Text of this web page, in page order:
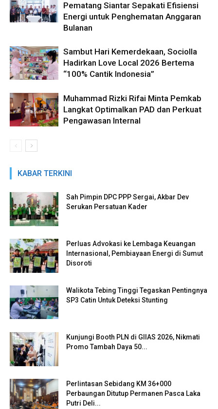
Pematang Siantar Sepakati Efisiensi
Energi untuk Penghematan Anggaran
Bulanan
Sambut Hari Kemerdekaan, Sociolla
Hadirkan Love Local 2026 Bertema
“100% Cantik Indonesia”
Muhammad Rizki Rifai Minta Pemkab
Langkat Optimalkan PAD dan Perkuat
Pengawasan Internal
KABAR TERKINI
Sah Pimpin DPC PPP Sergai, Akbar Dev
Serukan Persatuan Kader
Perluas Advokasi ke Lembaga Keuangan
Internasional, Pembiayaan Energi di Sumut
Disoroti
Walikota Tebing Tinggi Tegaskan Pentingnya
SP3 Catin Untuk Deteksi Stunting
Kunjungi Booth PLN di GIIAS 2026, Nikmati
Promo Tambah Daya 50...
Perlintasan Sebidang KM 36+000
Perbaungan Ditutup Permanen Pasca Laka
Putri Deli...